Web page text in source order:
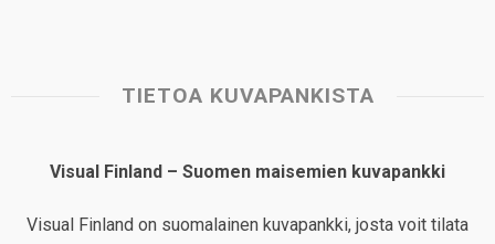
TIETOA KUVAPANKISTA
Visual Finland – Suomen maisemien kuvapankki
Visual Finland on suomalainen kuvapankki, josta voit tilata